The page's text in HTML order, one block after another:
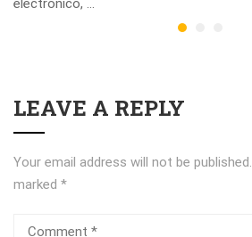
electrónico, …
LEAVE A REPLY
Your email address will not be published.
marked *